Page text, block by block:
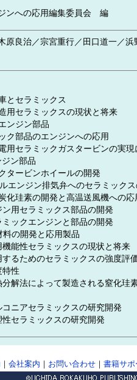
ンへの応用編集委員会 編
原良治／宗宮重行／田口道一／浜
とセラミックス
用セラミックスの現状と将来
ンジン部品
ク部品のエンジンへの応用
用セラミックガスタービンの実現
ン部品
タービンホイールの開発
エンジン排気弁へのセラミックス
化珪素の開発と高温送風機への応
用セラミックス部品の開発
ックエンジンと部品の開発
の開発と応用製品
能性セラミックスの現状と将来
るためのセラミックスの強度評
特性
解法によって製造される窒化珪
ニアセラミックスの研究開発
セラミックスの研究開発
会社案内 お問い合わせ｜ 書籍サポ